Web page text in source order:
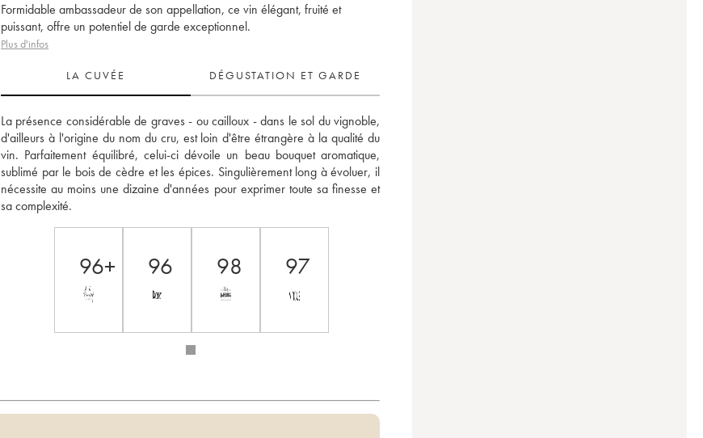
Formidable ambassadeur de son appellation, ce vin élégant, fruité et
puissant, offre un potentiel de garde exceptionnel.
Plus d'infos
LA CUVÉE DÉGUSTATION ET GARDE
La présence considérable de graves - ou cailloux - dans le sol du vignoble,
d'ailleurs à l'origine du nom du cru, est loin d'être étrangère à la qualité du
vin. Parfaitement équilibré, celui-ci dévoile un beau bouquet aromatique,
sublimé par le bois de cèdre et les épices. Singulièrement long à évoluer, il
nécessite au moins une dizaine d'années pour exprimer toute sa finesse et
sa complexité.
96+ 96 98 97